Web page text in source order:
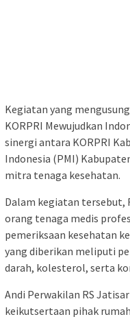
Kegiatan yang
KORPRI Mewujudkan
sinergi antara KORPRI
Indonesia (PMI)
mitra tenaga kesehatan.
Dalam kegiatan tersebut,
orang tenaga medis
pemeriksaan kesehatan
yang diberikan meliputi
darah, kolesterol, serta
Andi Perwakilan RS
keikutsertaan pihak